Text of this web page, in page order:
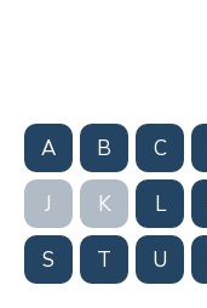
A B C
J
K L
S
T U